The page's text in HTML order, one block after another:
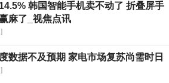
韩国智能手机卖不动了 折叠屏手
麻了_视焦点讯
数据不及预期 家电市场复苏尚需时日